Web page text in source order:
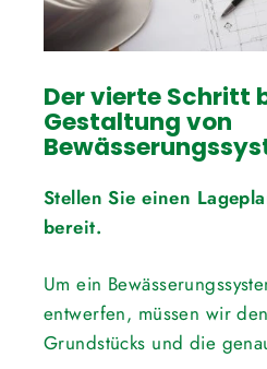
Der vierte Schritt
Gestaltung von
Stellen Sie einen
bereit.
Um ein
entwerfen, müssen wir
Grundstücks und die